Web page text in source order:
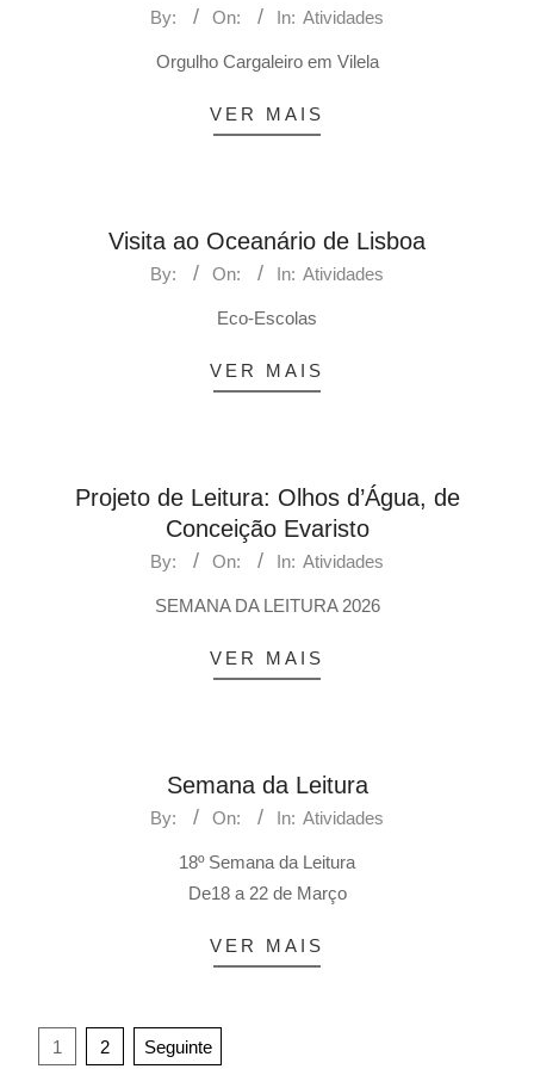
By: On: In: Atividades
Orgulho Cargaleiro em Vilela
VER MAIS
Visita ao Oceanário de Lisboa
By: On: In: Atividades
Eco-Escolas
VER MAIS
Projeto de Leitura: Olhos d’Água, de
Conceição Evaristo
By: On: In: Atividades
SEMANA DA LEITURA 2026
VER MAIS
Semana da Leitura
By: On: In: Atividades
18º Semana da Leitura
De18 a 22 de Março
VER MAIS
Paginação
1 2 Seguinte